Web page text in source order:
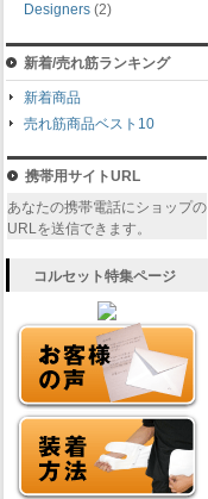
Designers (2)
新着/売れ筋ランキング
新着商品
売れ筋商品ベスト10
携帯用サイトURL
あなたの携帯電話にショップの
URLを送信できます。
コルセット特集ページ